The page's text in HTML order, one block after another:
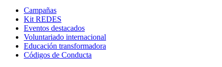
Campañas
Kit REDES
Eventos destacados
Voluntariado internacional
Educación transformadora
Códigos de Conducta